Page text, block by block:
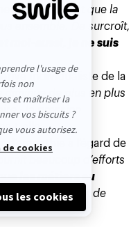
dérange, c’est que la
ensemble. De surcroît,
moi-aussi, je ne suis
individualiste de la
diminue de plus en plus
: la pression
t-elle.
d’empathie
à l’égard de
beaucoup d’efforts
les métiers au
un sentiment de